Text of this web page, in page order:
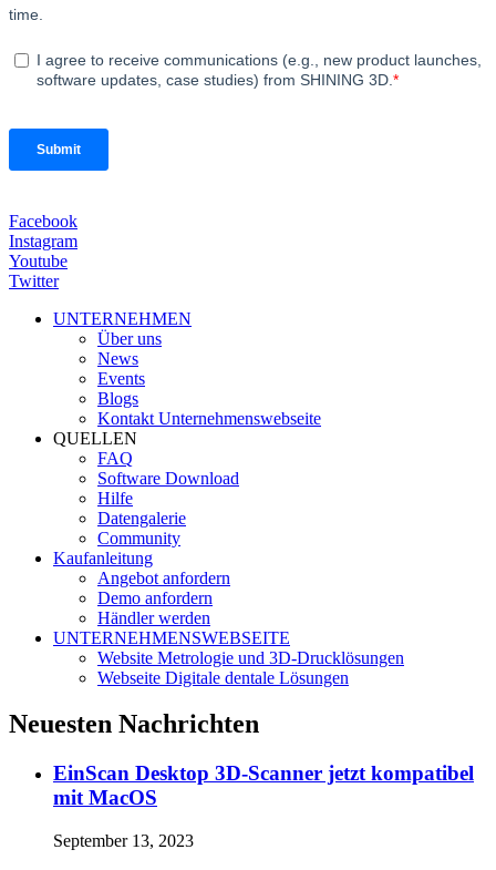
Facebook
Instagram
Youtube
Twitter
UNTERNEHMEN
Über uns
News
Events
Blogs
Kontakt Unternehmenswebseite
QUELLEN
FAQ
Software Download
Hilfe
Datengalerie
Community
Kaufanleitung
Angebot anfordern
Demo anfordern
Händler werden
UNTERNEHMENSWEBSEITE
Website Metrologie und 3D-Drucklösungen
Webseite Digitale dentale Lösungen
Neuesten Nachrichten
EinScan Desktop 3D-Scanner jetzt kompatibel
mit MacOS
September 13, 2023